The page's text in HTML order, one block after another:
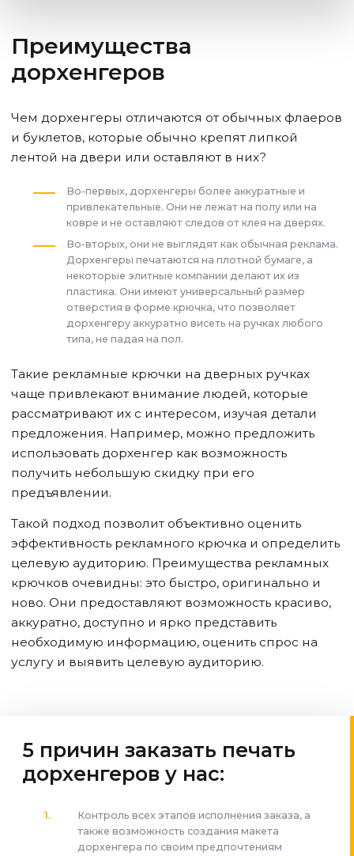
Преимущества
дорхенгеров
Чем дорхенгеры отличаются от обычных флаеров
и буклетов, которые обычно крепят липкой
лентой на двери или оставляют в них?
Во-первых, дорхенгеры более аккуратные и
привлекательные. Они не лежат на полу или на
ковре и не оставляют следов от клея на дверях.
Во-вторых, они не выглядят как обычная реклама.
Дорхенгеры печатаются на плотной бумаге, а
некоторые элитные компании делают их из
пластика. Они имеют универсальный размер
отверстия в форме крючка, что позволяет
дорхенгеру аккуратно висеть на ручках любого
типа, не падая на пол.
Такие рекламные крючки на дверных ручках
чаще привлекают внимание людей, которые
рассматривают их с интересом, изучая детали
предложения. Например, можно предложить
использовать дорхенгер как возможность
получить небольшую скидку при его
предъявлении.
Такой подход позволит объективно оценить
эффективность рекламного крючка и определить
целевую аудиторию. Преимущества рекламных
крючков очевидны: это быстро, оригинально и
ново. Они предоставляют возможность красиво,
аккуратно, доступно и ярко представить
необходимую информацию, оценить спрос на
услугу и выявить целевую аудиторию.
5 причин заказать печать
дорхенгеров у нас:
Контроль всех этапов исполнения заказа, а
также возможность создания макета
дорхенгера по своим предпочтениям